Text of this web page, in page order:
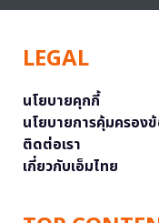
LEGAL
นโยบายคุกกี้
นโยบายการคุ้มครอง
ติดต่อเรา
เกี่ยวกับเอ็มไทย